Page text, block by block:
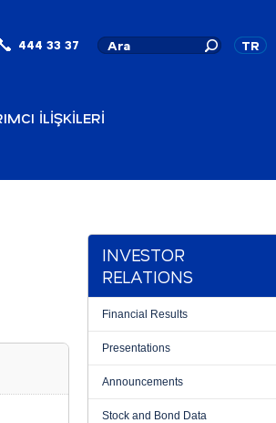
444 33 37 TR
İLİŞKİLERİ
INVESTOR
RELATIONS
Financial Results
Presentations
Announcements
Stock and Bond Data